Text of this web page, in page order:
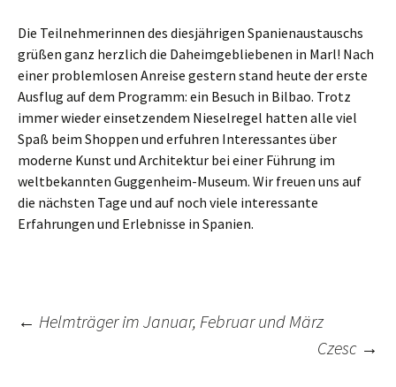
Die Teilnehmerinnen des diesjährigen Spanienaustauschs
grüßen ganz herzlich die Daheimgebliebenen in Marl! Nach
einer problemlosen Anreise gestern stand heute der erste
Ausflug auf dem Programm: ein Besuch in Bilbao. Trotz
immer wieder einsetzendem Nieselregel hatten alle viel
Spaß beim Shoppen und erfuhren Interessantes über
moderne Kunst und Architektur bei einer Führung im
weltbekannten Guggenheim-Museum. Wir freuen uns auf
die nächsten Tage und auf noch viele interessante
Erfahrungen und Erlebnisse in Spanien.
Post
← Helmträger im Januar, Februar und März
Czesc →